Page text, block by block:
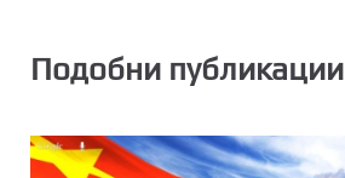
Подобни публикации